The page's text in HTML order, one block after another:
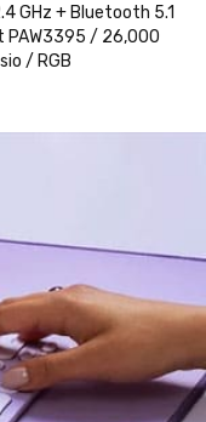
GHz + Bluetooth 5.1
PAW3395 / 26,000
/ RGB